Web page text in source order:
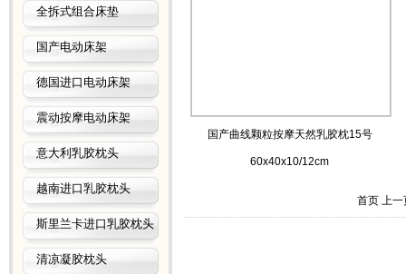
全拆式组合床垫
国产电动床架
德国进口电动床架
震动按摩电动床架
意大利乳胶枕头
越南进口乳胶枕头
斯里兰卡进口乳胶枕头
清凉凝胶枕头
国产曲线颗粒按摩天然乳胶枕15号
60x40x10/12cm
首页 上